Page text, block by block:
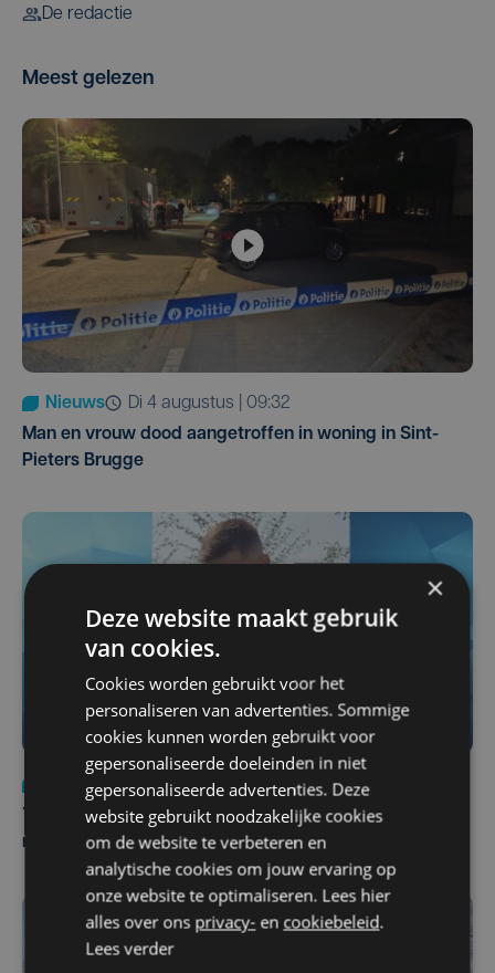
De redactie
Meest gelezen
Nieuws
di 4 augustus | 09:32
Man en vrouw dood aangetroffen in woning in Sint-
Pieters Brugge
Nieuws
do 6 augustus | 21:30
Yaro (19), slachtoffer van vechtpartij, is na
maandenlange coma overleden
×
Deze website maakt gebruik
van cookies.
Cookies worden gebruikt voor het
personaliseren van advertenties. Sommige
cookies kunnen worden gebruikt voor
gepersonaliseerde doeleinden in niet
gepersonaliseerde advertenties. Deze
website gebruikt noodzakelijke cookies
om de website te verbeteren en
analytische cookies om jouw ervaring op
onze website te optimaliseren. Lees hier
alles over ons privacy- en cookiebeleid.
Lees verder